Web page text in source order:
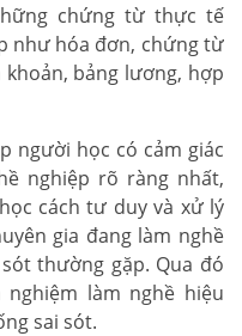
chứng từ thực tế
như hóa đơn, chứng từ
bảng lương, hợp
người học có cảm giác
nghiệp rõ ràng nhất,
cách tư duy và xử lý
gia đang làm nghề
thường gặp. Qua đó
làm nghề hiệu
sai sót.